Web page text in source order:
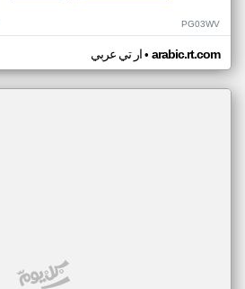
PG03WV
ار تي عربي• arabic.rt.com